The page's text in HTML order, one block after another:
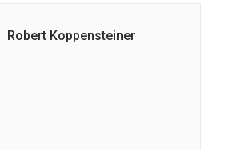
Robert Koppensteiner